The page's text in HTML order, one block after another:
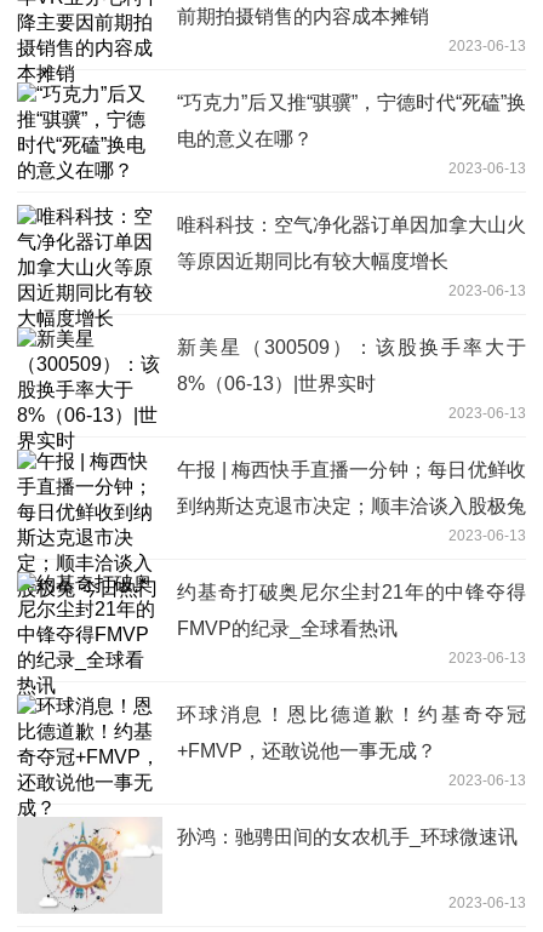
前期拍摄销售的内容成本摊销
2023-06-13
“巧克力”后又推“骐骥”，宁德时代“死磕”换
电的意义在哪？
2023-06-13
唯科科技：空气净化器订单因加拿大山火
等原因近期同比有较大幅度增长
2023-06-13
新美星（300509）：该股换手率大于
8%（06-13）|世界实时
2023-06-13
午报 | 梅西快手直播一分钟；每日优鲜收
到纳斯达克退市决定；顺丰洽谈入股极兔
2023-06-13
约基奇打破奥尼尔尘封21年的中锋夺得
FMVP的纪录_全球看热讯
2023-06-13
环球消息！恩比德道歉！约基奇夺冠
+FMVP，还敢说他一事无成？
2023-06-13
孙鸿：驰骋田间的女农机手_环球微速讯
2023-06-13